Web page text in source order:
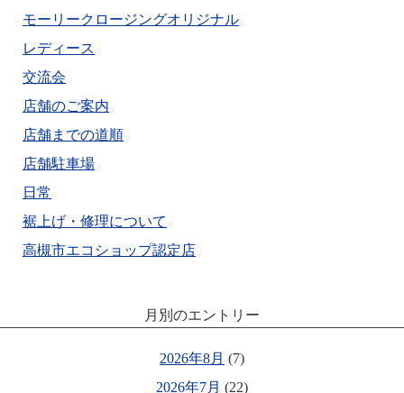
モーリークロージングオリジナル
レディース
交流会
店舗のご案内
店舗までの道順
店舗駐車場
日常
裾上げ・修理について
高槻市エコショップ認定店
月別のエントリー
2026年8月 (7)
2026年7月 (22)